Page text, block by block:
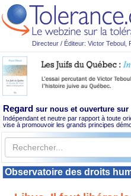
Directeur / Éditeur: Victor Teboul,
Regard sur nous et ouverture sur
Indépendant et neutre par rapport à toute
vise à promouvoir les grands principes
Observatoire des droits